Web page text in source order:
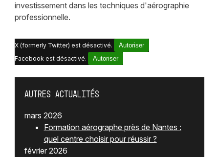
investissement dans les techniques d'aérographie
professionnelle.
X (formerly Twitter) est désactivé.
Autoriser
Facebook est désactivé.
Autoriser
Autres actualités
mars 2026
Formation aérographe près de Nantes :
quel centre choisir pour réussir ?
février 2026